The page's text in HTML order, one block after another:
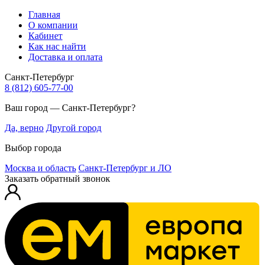
Главная
О компании
Кабинет
Как нас найти
Доставка и оплата
Санкт-Петербург
8 (812) 605-77-00
Ваш город — Санкт-Петербург?
Да, верно Другой город
Выбор города
Москва и область Санкт-Петербург и ЛО
Заказать обратный звонок